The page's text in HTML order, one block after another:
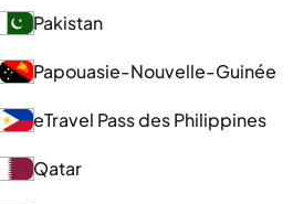
Pakistan
Papouasie-Nouvelle-Guinée
eTravel Pass des Philippines
Qatar